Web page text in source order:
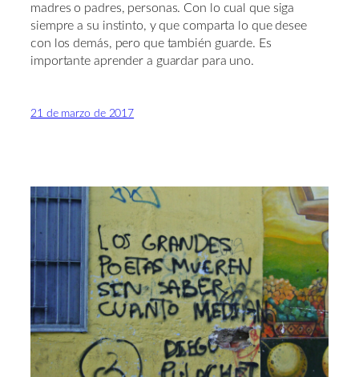
madres o padres, personas. Con lo cual que siga
siempre a su instinto, y que comparta lo que desee
con los demás, pero que también guarde. Es
importante aprender a guardar para uno.
21 de marzo de 2017